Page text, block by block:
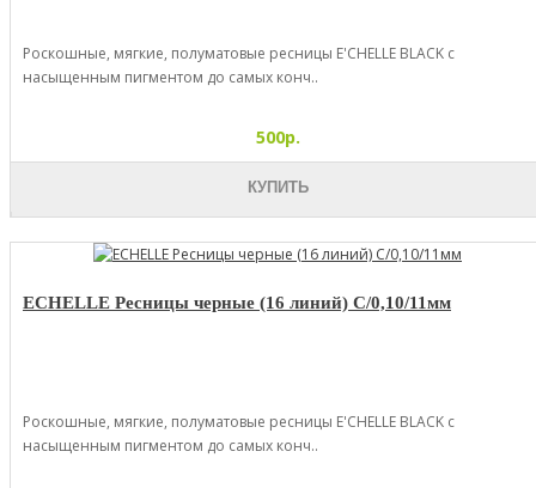
Роскошные, мягкие, полуматовые ресницы E'CHELLE BLACK с
насыщенным пигментом до самых конч..
500р.
КУПИТЬ
ECHELLE Ресницы черные (16 линий) C/0,10/11мм
Роскошные, мягкие, полуматовые ресницы E'CHELLE BLACK с
насыщенным пигментом до самых конч..